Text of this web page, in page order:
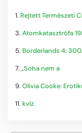
1. Rejtett Természeti
3. Atomkatasztrófa
5. Borderlands 4:
7. „Soha nem a
9. Olivia Cooke:
11. kvíz